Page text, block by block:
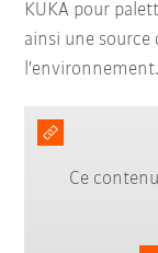
KUKA pour
ainsi une source
l'environnement.
Ce